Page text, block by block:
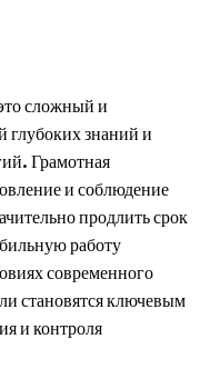
сложный и
глубоких знаний и
Грамотная
и соблюдение
продлить срок
работу
современного
становятся ключевым
и контроля